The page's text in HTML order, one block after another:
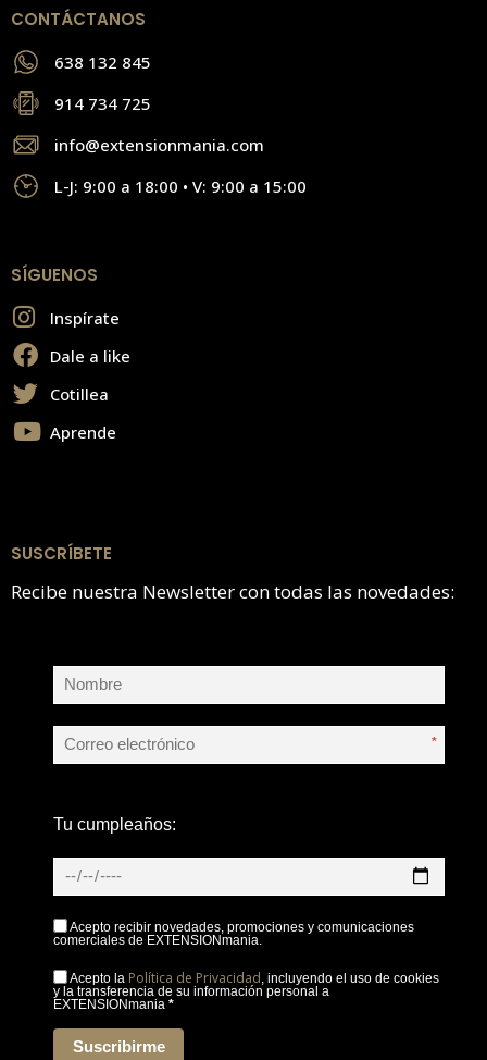
CONTÁCTANOS
638 132 845
914 734 725
info@extensionmania.com
L-J: 9:00 a 18:00 • V: 9:00 a 15:00
SÍGUENOS
Inspírate
Dale a like
Cotillea
Aprende
SUSCRÍBETE
Recibe nuestra Newsletter con todas las novedades:
*
Tu cumpleaños:
Acepto recibir novedades, promociones y comunicaciones
comerciales de EXTENSIONmania.
Acepto la Política de Privacidad , incluyendo el uso de cookies
y la transferencia de su información personal a
EXTENSIONmania *
Suscribirme